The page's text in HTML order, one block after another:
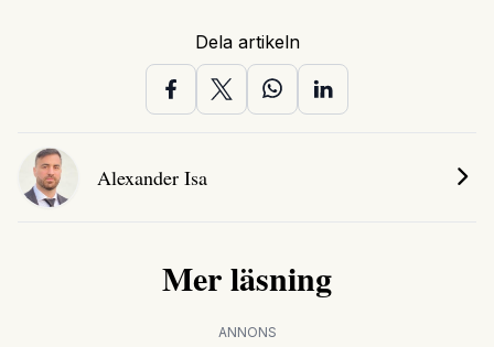
Dela artikeln
Alexander Isa
Mer läsning
ANNONS